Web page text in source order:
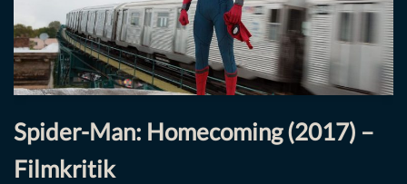
Spider-Man: Homecoming (2017) –
Filmkritik